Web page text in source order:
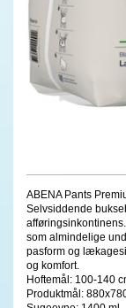
ABENA Pants
Selvsiddende
som almindelige
pasform og
og komfort.
Hoftemål: 100-140
Produktmål: